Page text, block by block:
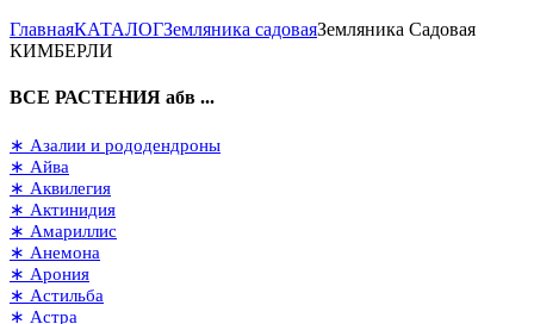
ГлавнаяКАТАЛОГЗемляника садоваяЗемляника Садовая
КИМБЕРЛИ
ВСЕ РАСТЕНИЯ абв ...
∗ Азалии и рододендроны
∗ Айва
∗ Аквилегия
∗ Актинидия
∗ Амариллис
∗ Анемона
∗ Арония
∗ Астильба
∗ Астра